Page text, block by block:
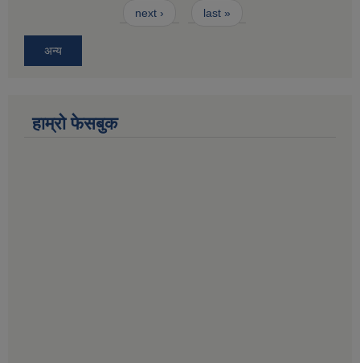
next › last »
अन्य
हाम्राे फेसबुक